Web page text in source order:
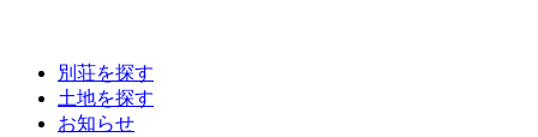
別荘を探す
土地を探す
お知らせ